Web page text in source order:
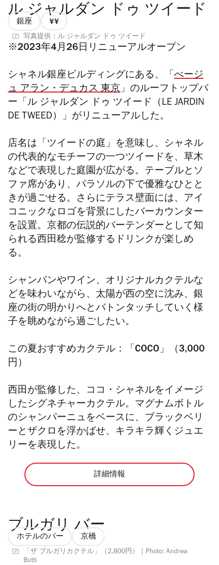
ル ジャルダン ドゥ ツイード
銀座
価
格
2/4
写真提供：ル ジャルダン ドゥ ツイード
※2023年4月26日リニューアルオープン
シャネル銀座ビルディングにある、「 べージ
ュ アラン・デュカス 東京」のルーフトップバ
ー「ル ジャルダン ドゥ ツイード（LE JARDIN
DE TWEED）」がリニューアルした。
店名は「ツイードの庭」を意味し、シャネル
の代表的なモチーフの一つツイードを、草木
などで表現した庭園が広がる。テーブルとソ
ファ席があり、パラソルの下で優雅なひとと
きが過ごせる。さらにテラス壁面には、アイ
コニックなロゴを背景にしたバーカウンター
を設置。京都の伝説的バーテンダーとして知
られる西田稔が監修するドリンクが楽しめ
る。
シャンパンやワイン、オリジナルカクテルな
どを味わいながら、太陽が西の空に沈み、銀
座の街の明かりへとバトンタッチしていく様
子を眺めながら過ごしたい。
この夏おすすめカクテル：「COCO」（3,000
円）
西田が監修した、ココ・シャネルをイメージ
したシグネチャーカクテル。マグナムボトル
のシャンパーニュをベースに、ブラックベリ
ーとザクロを浮かばせ、キラキラ輝くジュエ
リーを表現した。
詳細情報
ブルガリ バー
ホテルのバー 京橋
「ザ ブルガリカクテル」（2,800円）｜Photo: Andrea
Butti